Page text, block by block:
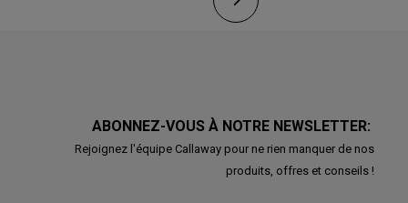
ABONNEZ-VOUS À NOTRE NEWSLETTER:
Rejoignez l'équipe Callaway pour ne rien manquer de nos
produits, offres et conseils !